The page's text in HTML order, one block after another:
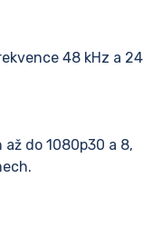
48 kHz a 24
až do 1080p30 a 8,